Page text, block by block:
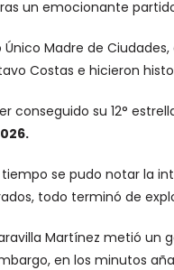
un emocionante
Único Madre de
Costas e hicieron
conseguido su 12°
se pudo notar la
todo terminó de
Martínez metió un
en los minutos